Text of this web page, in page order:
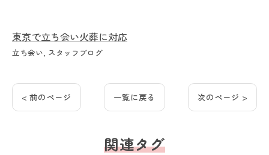
東京で立ち会い火葬に対応
立ち会い スタッフブログ
< 前のページ 一覧に戻る 次のページ >
関連タグ